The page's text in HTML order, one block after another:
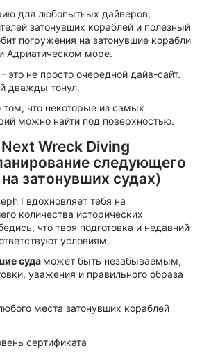
для любопытных дайверов,
затонувших кораблей и полезный
погружения на затонувшие корабли
Адриатическом море.
это не просто очередной дайв-сайт.
дважды тонул.
что некоторые из самых
можно найти под поверхностью.
Wreck Diving
следующего
затонувших судах)
I вдохновляет тебя на
количества исторических
что твоя подготовка и недавний
условиям.
суда может быть незабываемым,
уважения и правильного образа
места затонувших кораблей
сертификата